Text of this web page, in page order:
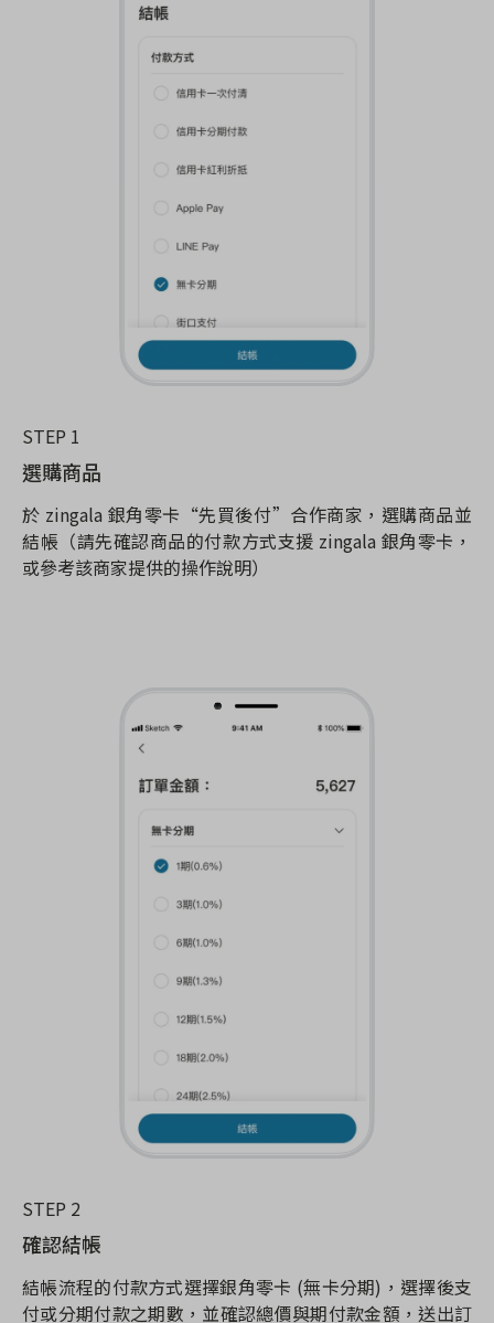
STEP 1
選購商品
於 zingala 銀角零卡“先買後付”合作商家，選購商品並
結帳（請先確認商品的付款方式支援 zingala 銀角零卡，
或參考該商家提供的操作說明）
STEP 2
確認結帳
結帳流程的付款方式選擇銀角零卡 (無卡分期)，選擇後支
付或分期付款之期數，並確認總價與期付款金額，送出訂